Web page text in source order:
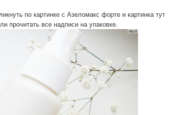
по картинке с Азеломакс форте и картинка тут
прочитать все надписи на упаковке.